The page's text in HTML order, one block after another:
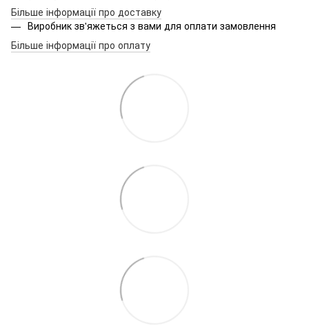
Більше інформації про доставку
Виробник зв'яжеться з вами для оплати замовлення
Більше інформації про оплату